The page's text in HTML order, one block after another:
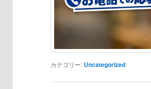
カテゴリー: Uncategorized